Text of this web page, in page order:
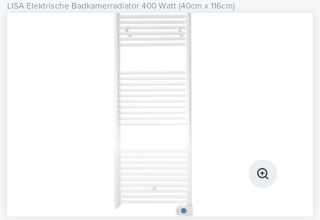
LISA Elektrische Badkamerradiator 400 Watt (40cm x 116cm)